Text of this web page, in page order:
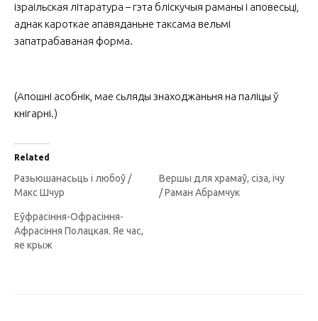
ізраільская літаратура – гэта бліскучыя раманы і аповесьці,
аднак кароткае апавяданьне таксама вельмі
запатрабаваная форма.
(Апошні асобнік, мае сьляды знаходжаньня на паліцы ў
кнігарні.)
Related
Разьюшанасьць і любоў /
Макс Шчур
Вершы для храмаў, сіза, ічу
/ Раман Абрамчук
Еўфрасіння-Офрасіння-
Афрасіння Полацкая. Яе час,
яе крыж